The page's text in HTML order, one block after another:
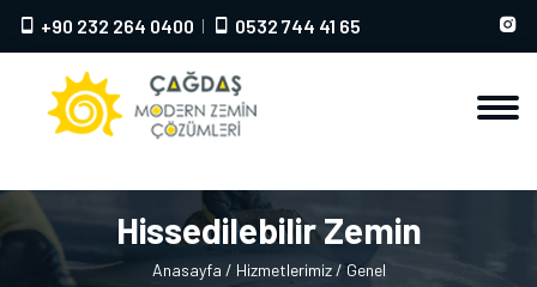
+90 232 264 0400 0532 744 41 65
Hissedilebilir Zemin
Anasayfa / Hizmetlerimiz / Genel